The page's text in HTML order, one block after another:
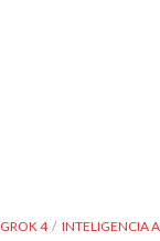
GROK 4 INTELIGENCIA